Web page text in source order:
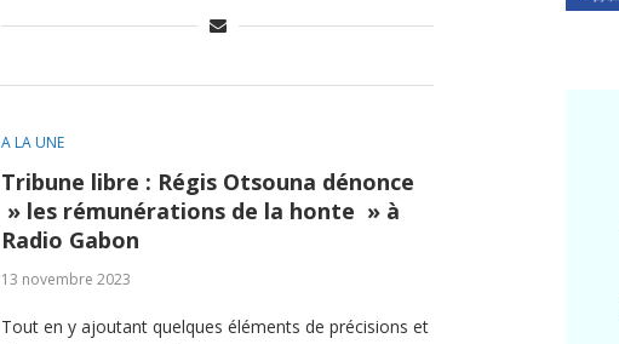
A LA UNE
Tribune libre : Régis Otsouna dénonce
» les rémunérations de la honte » à
Radio Gabon
13 novembre 2023
Tout en y ajoutant quelques éléments de précisions et